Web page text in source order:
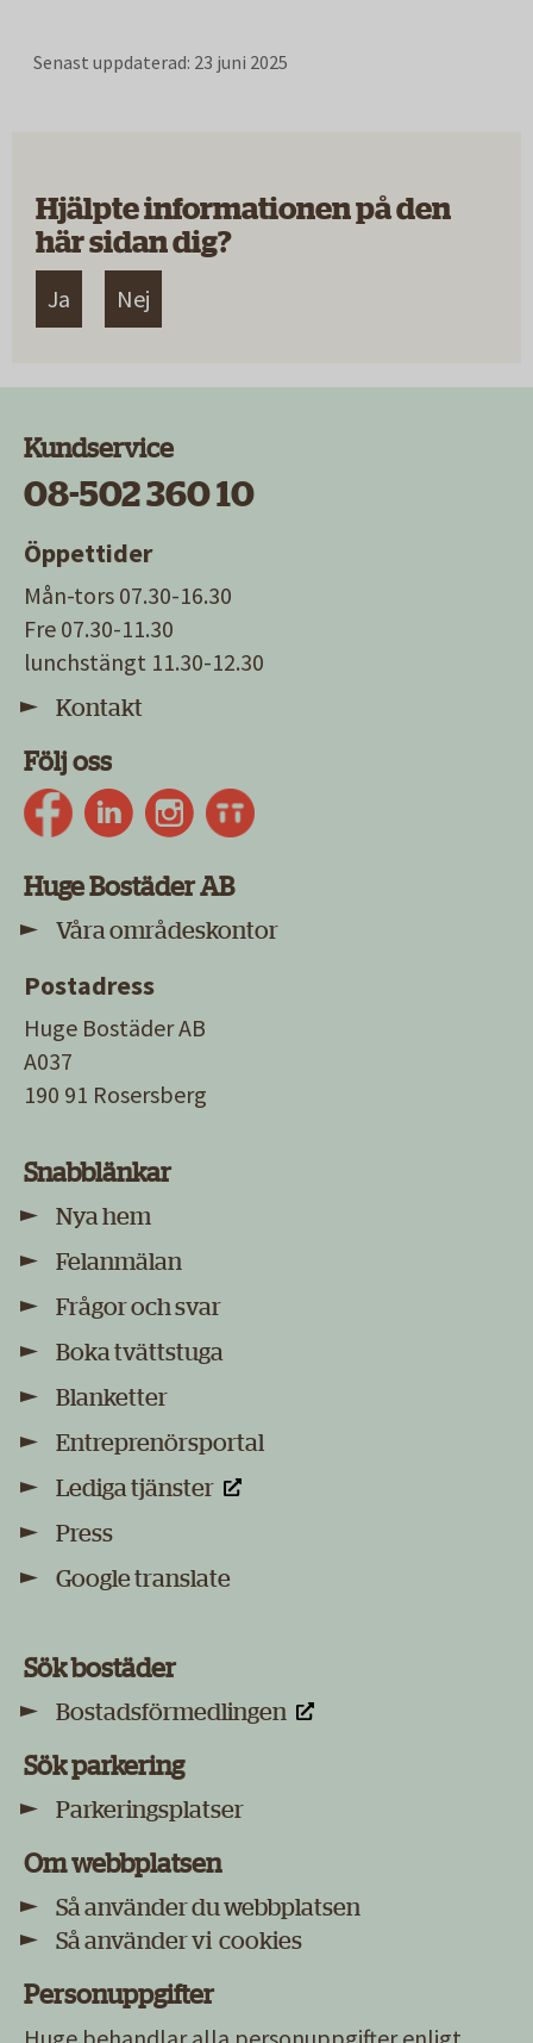
Senast uppdaterad: 23 juni 2025
Hjälpte informationen på den
här sidan dig?
Ja Nej
Kundservice
08-502 360 10
Öppettider
Mån-tors 07.30-16.30
Fre 07.30-11.30
lunchstängt 11.30-12.30
Kontakt
Följ oss
Huge Bostäder AB
Våra områdeskontor
Postadress
Huge Bostäder AB
A037
190 91 Rosersberg
Snabblänkar
Nya hem
Felanmälan
Frågor och svar
Boka tvättstuga
Blanketter
Entreprenörsportal
Lediga tjänster
Press
Google translate
Sök bostäder
Bostadsförmedlingen
Sök parkering
Parkeringsplatser
Om webbplatsen
Så använder du webbplatsen
Så använder vi cookies
Personuppgifter